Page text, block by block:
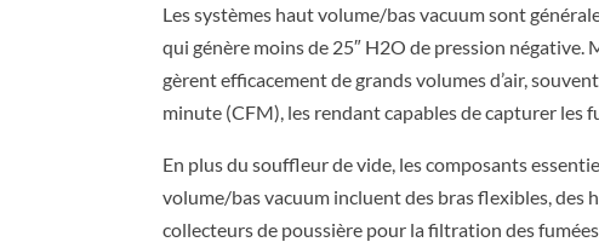
Les systèmes haut volume/bas vacuum sont
qui génère moins de 25″ H2O de pression négative.
gèrent efficacement de grands volumes d’air,
minute (CFM), les rendant capables de capturer les
En plus du souffleur de vide, les composants
volume/bas vacuum incluent des bras flexibles, des
collecteurs de poussière pour la filtration des fumées.